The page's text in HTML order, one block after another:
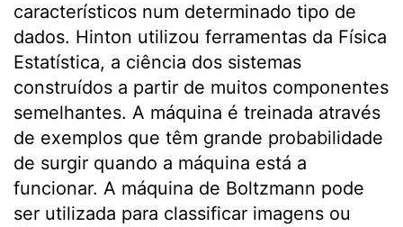
característicos num determinado tipo de
dados. Hinton utilizou ferramentas da Física
Estatística, a ciência dos sistemas
construídos a partir de muitos componentes
semelhantes. A máquina é treinada através
de exemplos que têm grande probabilidade
de surgir quando a máquina está a
funcionar. A máquina de Boltzmann pode
ser utilizada para classificar imagens ou